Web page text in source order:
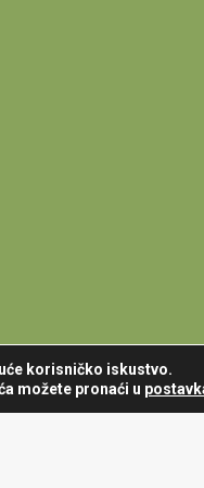
korisničko iskustvo.
možete pronaći u